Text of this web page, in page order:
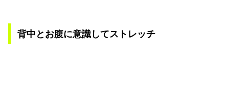
背中とお腹に意識してストレッチ